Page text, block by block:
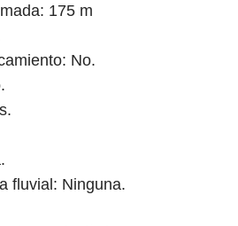
175 m
No.
fluvial: Ninguna.